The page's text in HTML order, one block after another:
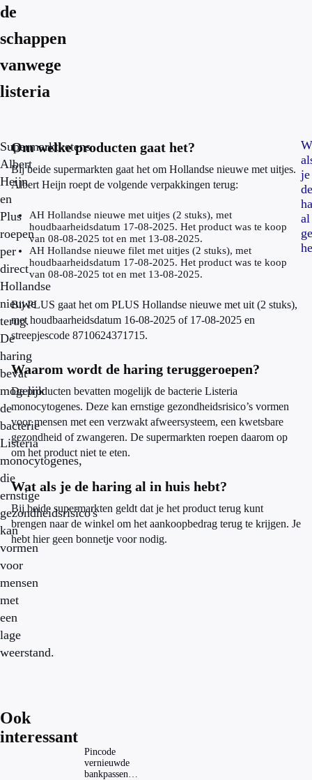
de
schappen
vanwege
listeria
Supermarktketens
Albert
Heijn
en
Plus
roepen
per
direct
Hollandse
nieuwe
terug.
De
haring
bevat
mogelijk
de
bacterie
Listeria
monocytogenes,
die
ernstige
gezondheidsrisico's
kan
vormen
voor
mensen
met
een
lage
weerstand.
Om welke producten gaat het?
Bij beide supermarkten gaat het om Hollandse nieuwe met uitjes.
Albert Heijn roept de volgende verpakkingen terug:
AH Hollandse nieuwe met uitjes (2 stuks), met
houdbaarheidsdatum 17-08-2025. Het product was te koop
van 08-08-2025 tot en met 13-08-2025.
AH Hollandse nieuwe filet met uitjes (2 stuks), met
houdbaarheidsdatum 17-08-2025. Het product was te koop
van 08-08-2025 tot en met 13-08-2025.
Bij PLUS gaat het om PLUS Hollandse nieuwe met uit (2 stuks),
met houdbaarheidsdatum 16-08-2025 of 17-08-2025 en
streepjescode 8710624371715.
Waarom wordt de haring teruggeroepen?
De producten bevatten mogelijk de bacterie Listeria
monocytogenes. Deze kan ernstige gezondheidsrisico’s vormen
voor mensen met een verzwakt afweersysteem, een kwetsbare
gezondheid of zwangeren. De supermarkten roepen daarom op
om het product niet te eten.
Wat als je de haring al in huis hebt?
Bij beide supermarkten geldt dat je het product terug kunt
brengen naar de winkel om het aankoopbedrag terug te krijgen. Je
hebt hier geen bonnetje voor nodig.
je
de
al
Ook
interessant
Pincode
vernieuwde
bankpassen